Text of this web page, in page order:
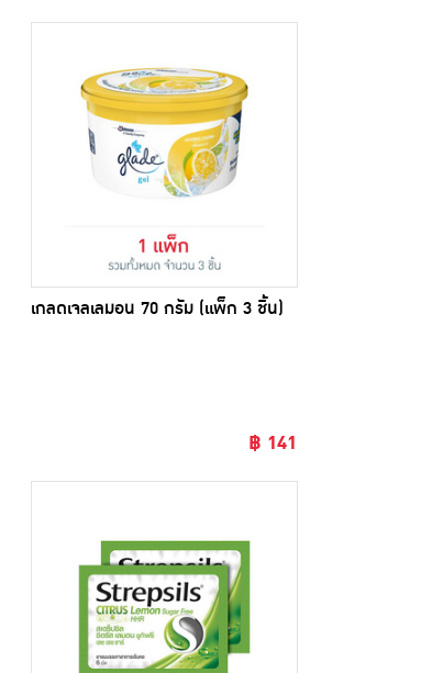
เกลดเจลเลมอน 70 กรัม (แพ็ก 3 ชิ้น)
฿ 141